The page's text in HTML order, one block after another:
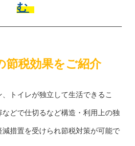
む
節税効果をご紹介
トイレが独立して生活できるこ
どで仕切るなど構造・利用上の独
措置を受けられ節税対策が可能で